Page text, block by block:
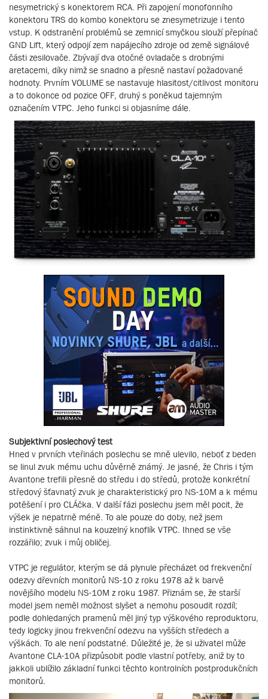
nesymetrický s konektorem RCA. Při zapojení monofonního
konektoru TRS do kombo konektoru se znesymetrizuje i tento
vstup. K odstranění problémů se zemnicí smyčkou slouží přepínač
GND Lift, který odpojí zem napájecího zdroje od země signálové
části zesilovače. Zbývají dva otočné ovladače s drobnými
aretacemi, díky nimž se snadno a přesně nastaví požadované
hodnoty. Prvním VOLUME se nastavuje hlasitost/citlivost monitoru
a to dokonce od pozice OFF, druhý s poněkud tajemným
označením VTPC. Jeho funkci si objasníme dále.
Subjektivní poslechový test
Hned v prvních vteřinách poslechu se mně ulevilo, neboť z beden
se linul zvuk mému uchu důvěrně známý. Je jasné, že Chris i tým
Avantone trefili přesně do středu i do středů, protože konkrétní
středový šťavnatý zvuk je charakteristický pro NS-10M a k mému
potěšení i pro CLÁčka. V další fázi poslechu jsem měl pocit, že
výšek je nepatrně méně. To ale pouze do doby, než jsem
instinktivně sáhnul na kouzelný knoflík VTPC. Ihned se vše
rozzářilo; zvuk i můj obličej.
VTPC je regulátor, kterým se dá plynule přecházet od frekvenční
odezvy dřevních monitorů NS-10 z roku 1978 až k barvě
novějšího modelu NS-10M z roku 1987. Přiznám se, že starší
model jsem neměl možnost slyšet a nemohu posoudit rozdíl;
podle dohledaných pramenů měl jiný typ výškového reproduktoru,
tedy logicky jinou frekvenční odezvu na vyšších středech a
výškách. To ale není podstatné. Důležité je, že si uživatel může
Avantone CLA-10A přizpůsobit podle vlastní potřeby, aniž by to
jakkoli ublížilo základní funkci těchto kontrolních postprodukčních
monitorů.